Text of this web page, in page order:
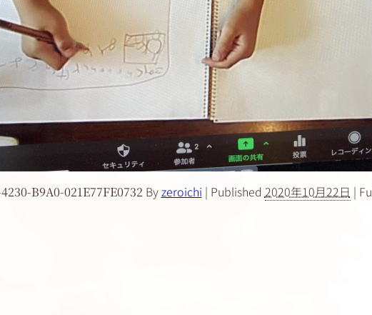
B9A0-021E77FE0732 Byzeroichi | Published 2020年10月22日 |